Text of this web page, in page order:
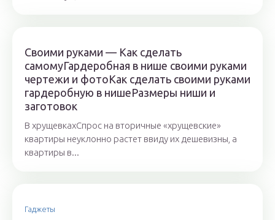
Своими руками — Как сделать
самомуГардеробная в нише своими руками
чертежи и фотоКак сделать своими руками
гардеробную в нишеРазмеры ниши и
заготовок
В хрущевкахСпрос на вторичные «хрущевские»
квартиры неуклонно растет ввиду их дешевизны, а
квартиры в...
Гаджеты